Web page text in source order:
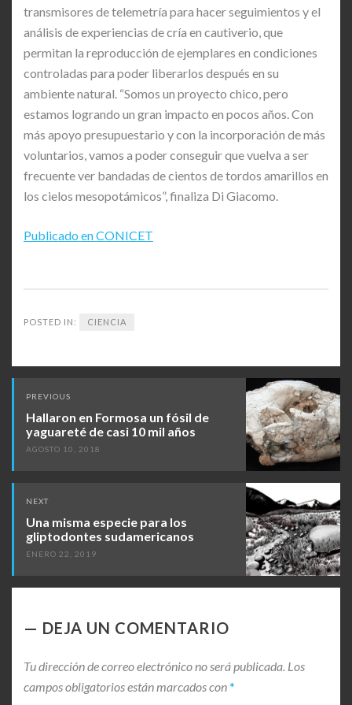
transmisores de telemetría para hacer seguimientos y el
análisis de experiencias de cría en cautiverio, que
permitan la reproducción de ejemplares en condiciones
controladas para poder liberarlos después en su
ambiente natural. “Somos un proyecto chico, pero
estamos logrando un gran impacto en pocos años. Con
más apoyo presupuestario y con la incorporación de más
voluntarios, vamos a poder conseguir que vuelva a ser
frecuente ver bandadas de cientos de tordos amarillos en
los cielos mesopotámicos”, finaliza Di Giacomo.
Publicado en CONICET
POSTED IN: CIENCIA
Post
navigation
PREVIOUS
Hallaron en Formosa un fósil de
yaguareté de casi 10 mil años
AGOSTO 10, 2018
NEXT
Una misma especie para los
gliptodontes sudamericanos
ENERO 22, 2019
DEJA UN COMENTARIO
Tu dirección de correo electrónico no será publicada. Los
campos obligatorios están marcados con*